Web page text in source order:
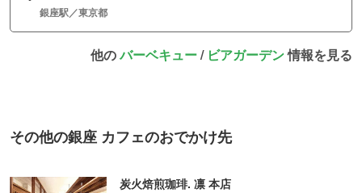
銀座駅／東京都
他のバーベキュー/ ビアガーデン情報を見る
その他の銀座 カフェのおでかけ先
炭火焙煎珈琲. 凛 本店